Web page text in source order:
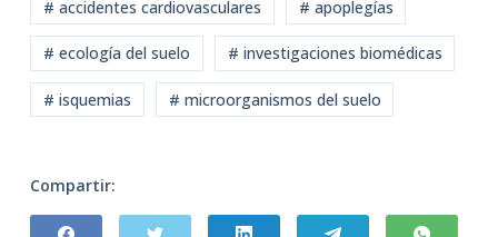
# accidentes cardiovasculares # apoplegías
# ecología del suelo # investigaciones biomédicas
# isquemias # microorganismos del suelo
Compartir: